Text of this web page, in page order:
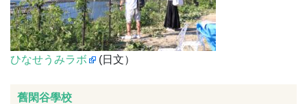
ひなせうみラボ (日文）
舊閑谷學校